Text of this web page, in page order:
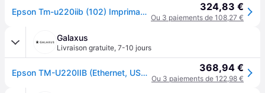
Epson Tm-u220iib (102) Imprimante Relevés Noir Blanc Monochrome 324,83 €
Ou 3 paiements de 108,27 €
Galaxus
Livraison gratuite, 7-10 jours
Epson TM-U220IIB (Ethernet, USB 2.0), Imprimante de caisse, Gris 368,94 €
Ou 3 paiements de 122,98 €